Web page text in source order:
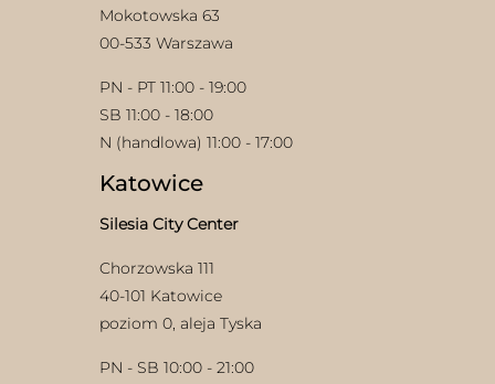
Mokotowska 63
00-533 Warszawa
PN - PT 11:00 - 19:00
SB 11:00 - 18:00
N (handlowa) 11:00 - 17:00
Katowice
Silesia City Center
Chorzowska 111
40-101 Katowice
poziom 0, aleja Tyska
PN - SB 10:00 - 21:00